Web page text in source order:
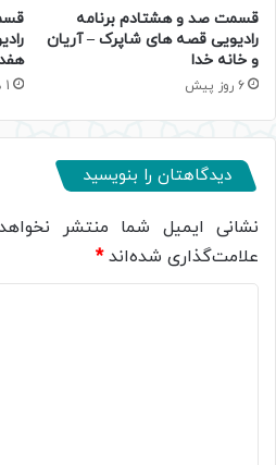
قسمت صد و هشتادم برنامه
رادیویی قصه های شاپرک – آریان
و خانه خدا
6 روز پیش 1 هفته پیش
دیدگاهتان را بنویسید
نشانی ایمیل شما منتشر
علامت‌گذاری شده‌اند*